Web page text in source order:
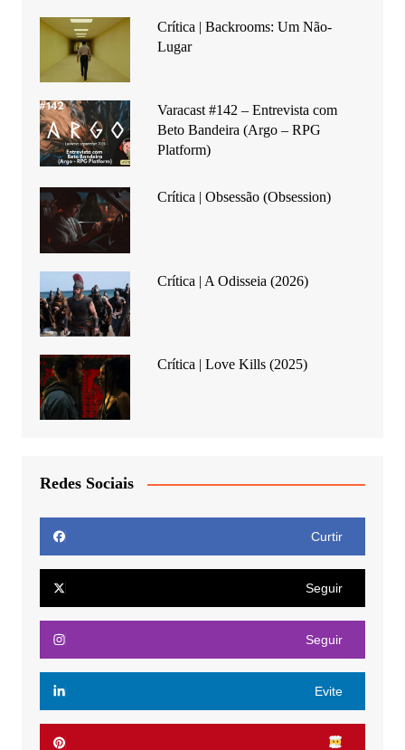
Crítica | Backrooms: Um Não-
Lugar
Varacast #142 – Entrevista com
Beto Bandeira (Argo – RPG
Platform)
Crítica | Obsessão (Obsession)
Crítica | A Odisseia (2026)
Crítica | Love Kills (2025)
Redes Sociais
Curtir
Seguir
Seguir
Evite